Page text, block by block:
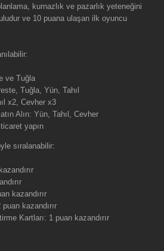
kurnazlık ve pazarlık yeteneğini
ve 10 puana ulaşan ilk oyuncu
ve Tuğla
Tuğla, Yün, Tahıl
x2, Cevher x3
Alın: Yün, Tahıl, Cevher
yapın
sıralanabilir:
kazandırır
kazandırır
Kartları: 1 puan kazandırır